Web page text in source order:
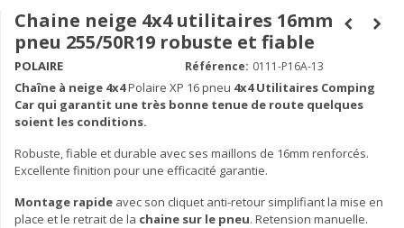
Chaine neige 4x4 utilitaires 16mm
pneu 255/50R19 robuste et fiable
POLAIRE Référence: 0111-P16A-13
Chaîne à neige 4x4Polaire XP 16 pneu 4x4 Utilitaires Comping
Car qui garantit une très bonne tenue de route quelques
soient les conditions.
Robuste, fiable et durable avec ses maillons de 16mm renforcés.
Excellente finition pour une efficacité garantie.
Montage rapide avec son cliquet anti-retour simplifiant la mise en
place et le retrait de la chaine sur le pneu. Retension manuelle.